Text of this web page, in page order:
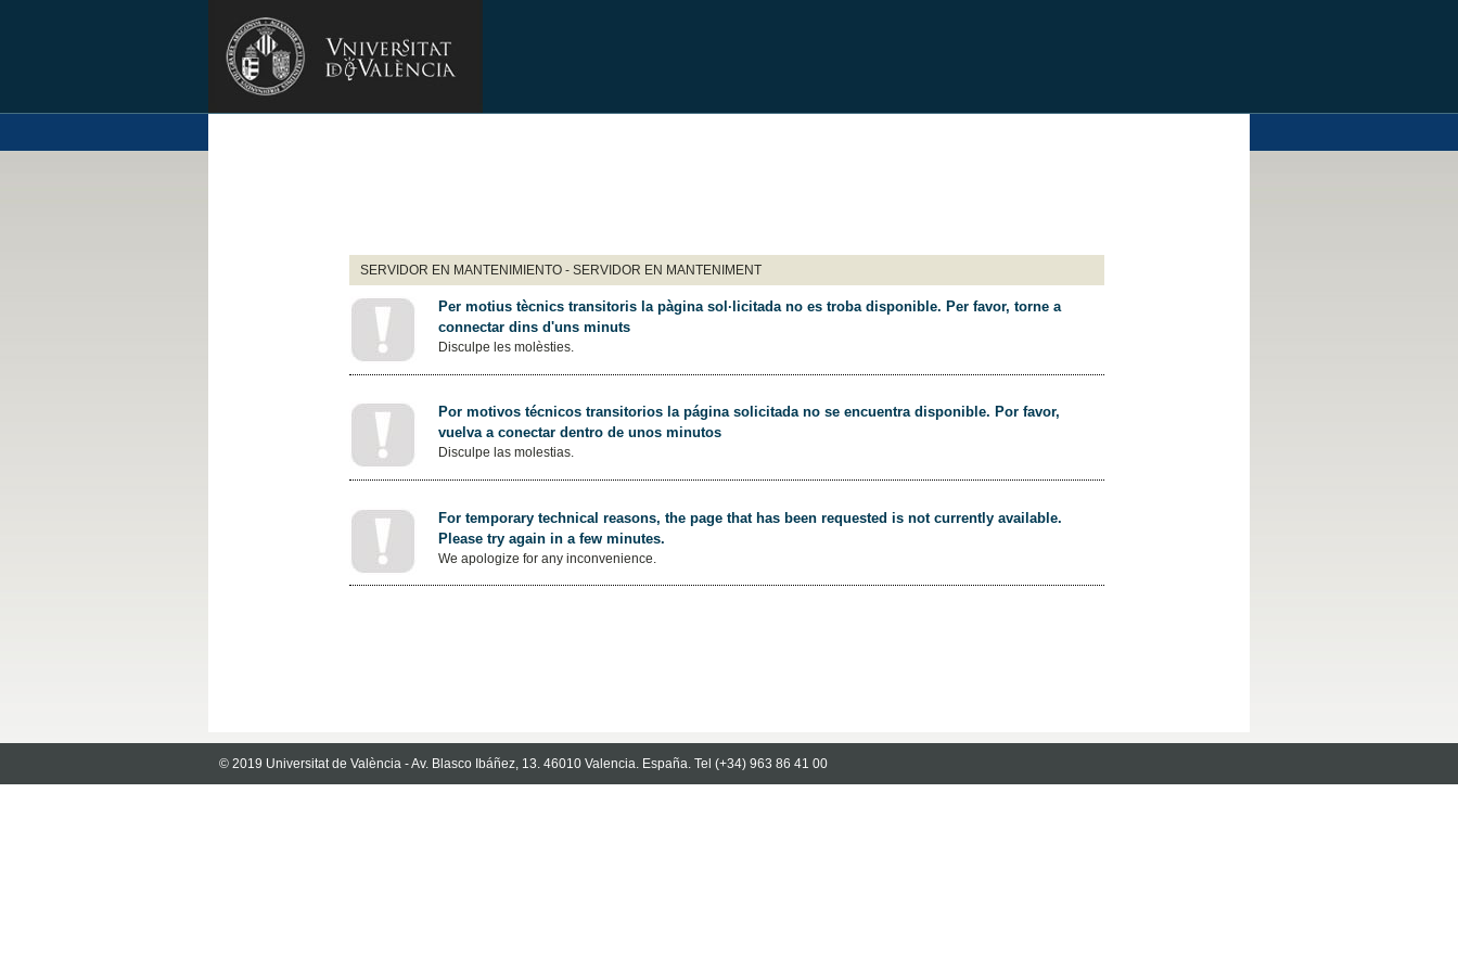
SERVIDOR EN MANTENIMIENTO - SERVIDOR EN MANTENIMENT
Per motius tècnics transitoris la pàgina sol·licitada no es troba disponible. Per favor, torne a
connectar dins d'uns minuts
Disculpe les molèsties.
Por motivos técnicos transitorios la página solicitada no se encuentra disponible. Por favor,
vuelva a conectar dentro de unos minutos
Disculpe las molestias.
For temporary technical reasons, the page that has been requested is not currently available.
Please try again in a few minutes.
We apologize for any inconvenience.
© 2019 Universitat de València - Av. Blasco Ibáñez, 13. 46010 Valencia. España. Tel (+34) 963 86 41 00